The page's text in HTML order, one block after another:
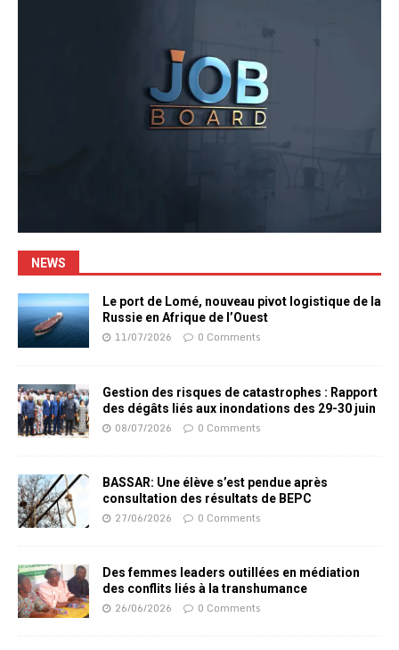
NEWS
Le port de Lomé, nouveau pivot logistique de la
Russie en Afrique de l’Ouest
11/07/2026 0 Comments
Gestion des risques de catastrophes : Rapport
des dégâts liés aux inondations des 29-30 juin
08/07/2026 0 Comments
BASSAR: Une élève s’est pendue après
consultation des résultats de BEPC
27/06/2026 0 Comments
Des femmes leaders outillées en médiation
des conflits liés à la transhumance
26/06/2026 0 Comments